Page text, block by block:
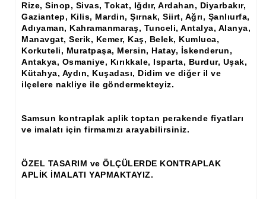
El Oyması Ham Ahşap Yatak Başlıkları
Ahşap Aksesuarlar
Ahşap İşlemeli Düz Klapa
Ahşap Merdiven Dikmeleri
Ahşap Profil Çıta
Ahşap Sütun
Rize, Sinop, Sivas, Tokat, Iğdır, Ardahan, Diyarbakır,
Gaziantep, Kilis, Mardin, Şırnak, Siirt, Ağrı, Şanlıurfa,
Adıyaman, Kahramanmaraş, Tunceli, Antalya, Alanya,
Manavgat, Serik, Kemer, Kaş, Belek, Kumluca,
Korkuteli, Muratpaşa, Mersin, Hatay, İskenderun,
Antakya, Osmaniye, Kırıkkale, Isparta, Burdur, Uşak,
Kütahya, Aydın, Kuşadası, Didim ve diğer il ve
ilçelere nakliye ile göndermekteyiz.
Samsun kontraplak aplik toptan perakende fiyatları
ve imalatı için firmamızı arayabilirsiniz.
ÖZEL TASARIM ve ÖLÇÜLERDE KONTRAPLAK
APLİK İMALATI YAPMAKTAYIZ.